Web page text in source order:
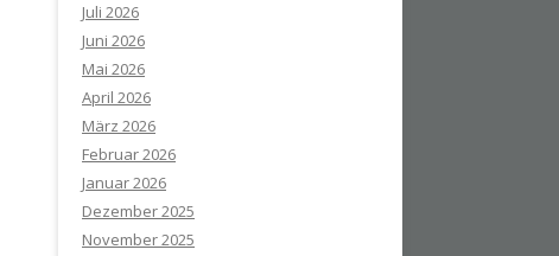
Juli 2026
Juni 2026
Mai 2026
April 2026
März 2026
Februar 2026
Januar 2026
Dezember 2025
November 2025